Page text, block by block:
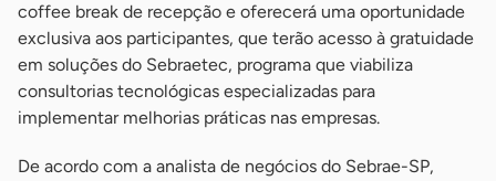
coffee break de recepção e oferecerá uma oportunidade
exclusiva aos participantes, que terão acesso à gratuidade
em soluções do Sebraetec, programa que viabiliza
consultorias tecnológicas especializadas para
implementar melhorias práticas nas empresas.
De acordo com a analista de negócios do Sebrae-SP,